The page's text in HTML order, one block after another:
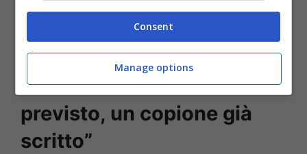
papà a 50 anni, ecco chi è la
giovane fidanzata
Fabio Fulco: “Era tutto
previsto, un copione già
scritto”
Consent
Manage options